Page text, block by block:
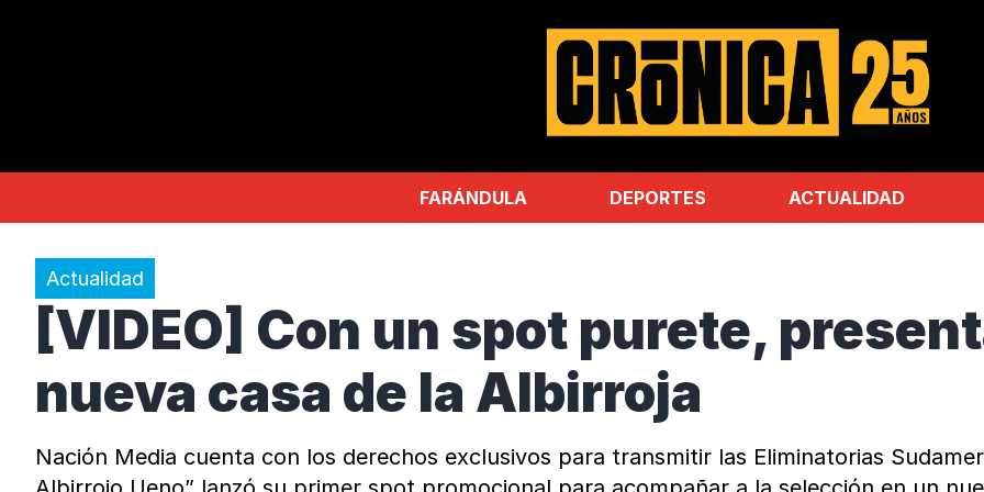
FARÁNDULA DEPORTES ACTUALIDAD
Actualidad
[VIDEO] Con un spot purete,
nueva casa de la Albirroja
Nación Media cuenta con los derechos exclusivos para transmitir las Eliminatorias